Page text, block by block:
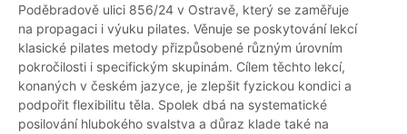
Poděbradově ulici 856/24 v Ostravě, který se zaměřuje
na propagaci i výuku pilates. Věnuje se poskytování lekcí
klasické pilates metody přizpůsobené různým úrovním
pokročilosti i specifickým skupinám. Cílem těchto lekcí,
konaných v českém jazyce, je zlepšit fyzickou kondici a
podpořit flexibilitu těla. Spolek dbá na systematické
posilování hlubokého svalstva a důraz klade také na